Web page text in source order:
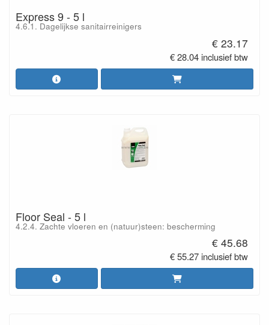
Express 9 - 5 l
4.6.1. Dagelijkse sanitairreinigers
€ 23.17
€ 28.04 inclusief btw
Floor Seal - 5 l
4.2.4. Zachte vloeren en (natuur)steen: bescherming
€ 45.68
€ 55.27 inclusief btw